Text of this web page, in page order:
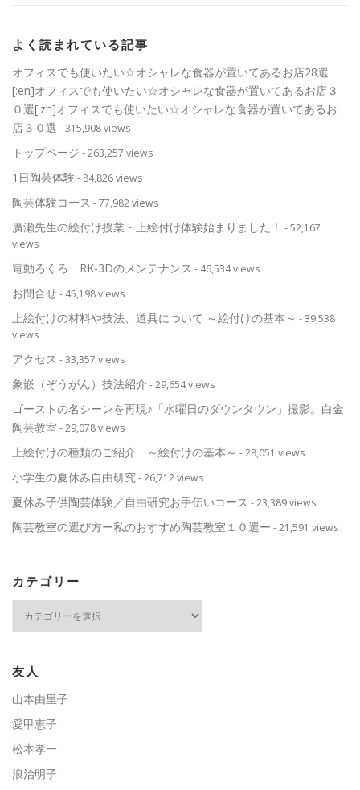
よく読まれている記事
オフィスでも使いたい☆オシャレな食器が置いてあるお店28選
[:en]オフィスでも使いたい☆オシャレな食器が置いてあるお店３
０選[:zh]オフィスでも使いたい☆オシャレな食器が置いてあるお
店３０選 - 315,908 views
トップページ - 263,257 views
1日陶芸体験 - 84,826 views
陶芸体験コース - 77,982 views
廣瀬先生の絵付け授業・上絵付け体験始まりました！ - 52,167
views
電動ろくろ RK-3Dのメンテナンス - 46,534 views
お問合せ- 45,198 views
上絵付けの材料や技法、道具について ～絵付けの基本～ - 39,538
views
アクセス - 33,357 views
象嵌（ぞうがん）技法紹介 - 29,654 views
ゴーストの名シーンを再現♪「水曜日のダウンタウン」撮影。白金
陶芸教室 - 29,078 views
上絵付けの種類のご紹介 ～絵付けの基本～ - 28,051 views
小学生の夏休み自由研究- 26,712 views
夏休み子供陶芸体験／自由研究お手伝いコース - 23,389 views
陶芸教室の選び方ー私のおすすめ陶芸教室１０選ー - 21,591 views
カテゴリー
ー
友人
山本由里子
愛甲恵子
松本孝一
浪治明子